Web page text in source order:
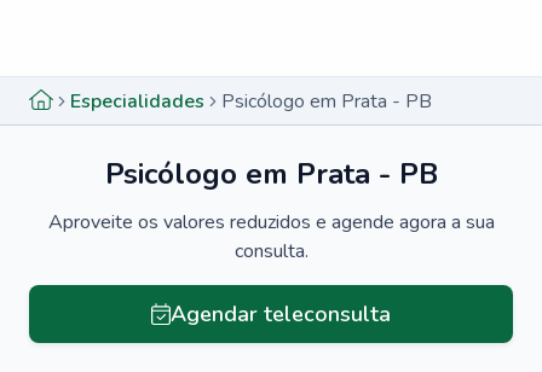
Especialidades Psicólogo em Prata - PB
Psicólogo em Prata - PB
Aproveite os valores reduzidos e agende agora a sua
consulta.
Agendar teleconsulta